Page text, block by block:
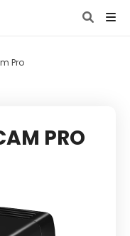
Pro
PRO